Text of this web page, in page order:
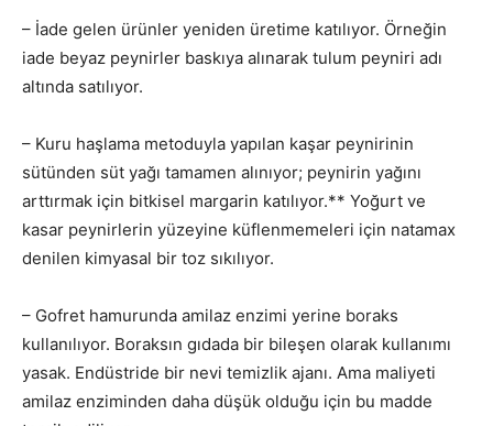
– İade gelen ürünler yeniden üretime katılıyor. Örneğin
iade beyaz peynirler baskıya alınarak tulum peyniri adı
altında satılıyor.
– Kuru haşlama metoduyla yapılan kaşar peynirinin
sütünden süt yağı tamamen alınıyor; peynirin yağını
arttırmak için bitkisel margarin katılıyor.** Yoğurt ve
kasar peynirlerin yüzeyine küflenmemeleri için natamax
denilen kimyasal bir toz sıkılıyor.
– Gofret hamurunda amilaz enzimi yerine boraks
kullanılıyor. Boraksın gıdada bir bileşen olarak kullanımı
yasak. Endüstride bir nevi temizlik ajanı. Ama maliyeti
amilaz enziminden daha düşük olduğu için bu madde